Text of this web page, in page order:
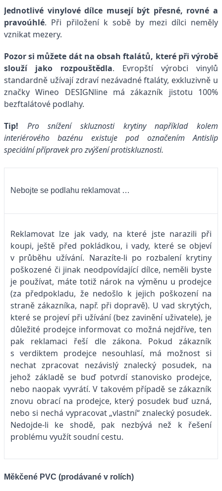
Jednotlivé vinylové dílce musejí být přesné, rovné a
pravoúhlé. Při přiložení k sobě by mezi dílci neměly
vznikat mezery.
Pozor si můžete dát na obsah ftalátů, které při výrobě
slouží jako rozpouštědla. Evropští výrobci vinylů
standardně užívají zdraví nezávadné ftaláty, exkluzivně u
značky Wineo DESIGNline má zákazník jistotu 100%
bezftalátové podlahy.
Tip! Pro snížení skluznosti krytiny například kolem
interiérového bazénu existuje pod označením Antislip
speciální přípravek pro zvýšení protiskluznosti.
Nebojte se podlahu reklamovat …
Reklamovat lze jak vady, na které jste narazili při
koupi, ještě před pokládkou, i vady, které se objeví
v průběhu užívání. Narazíte-li po rozbalení krytiny
poškozené či jinak neodpovídající dílce, neměli byste
je používat, máte totiž nárok na výměnu u prodejce
(za předpokladu, že nedošlo k jejich poškození na
straně zákazníka, např. při dopravě). U vad skrytých,
které se projeví při užívání (bez zavinění uživatele), je
důležité prodejce informovat co možná nejdříve, ten
pak reklamaci řeší dle zákona. Pokud zákazník
s verdiktem prodejce nesouhlasí, má možnost si
nechat zpracovat nezávislý znalecký posudek, na
jehož základě se buď potvrdí stanovisko prodejce,
nebo naopak vyvrátí. V takovém případě se zákazník
znovu obrací na prodejce, který posudek buď uzná,
nebo si nechá vypracovat „vlastní“ znalecký posudek.
Nedojde-li ke shodě, pak nezbývá než k řešení
problému využít soudní cestu.
Měkčené PVC (prodávané v rolích)